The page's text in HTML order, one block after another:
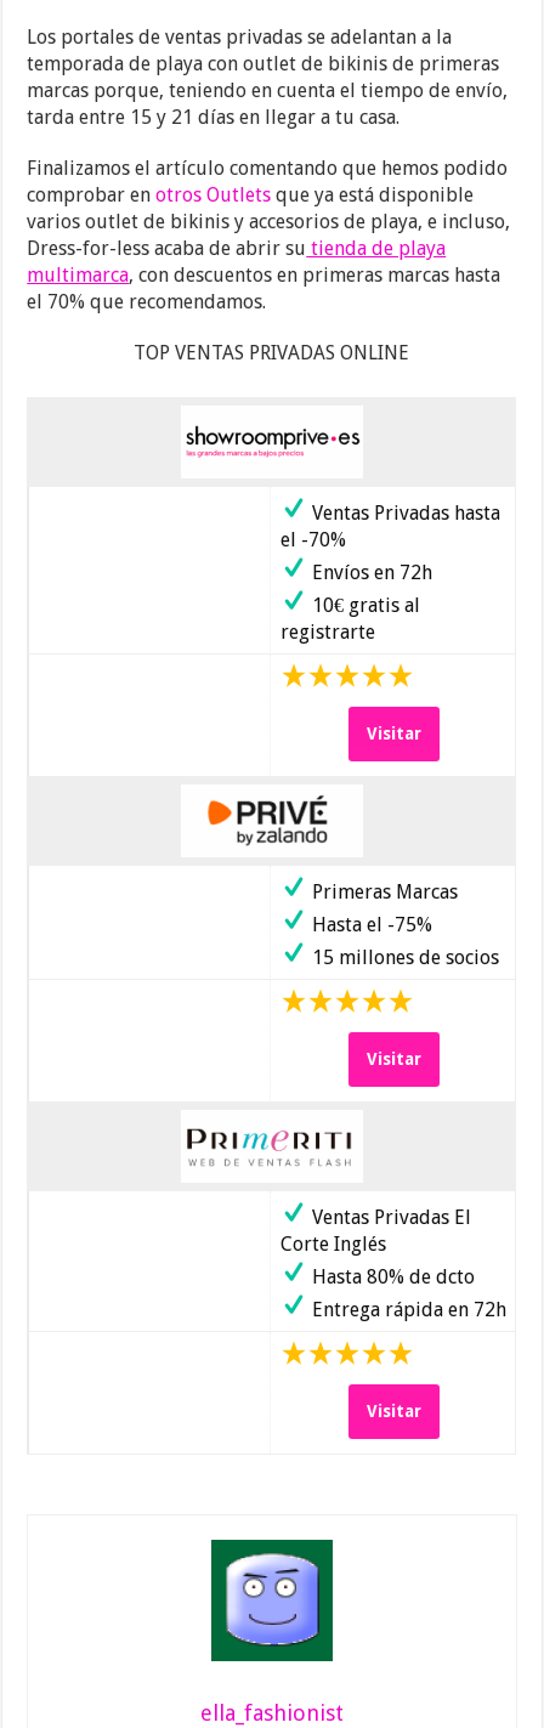
Los portales de ventas privadas se adelantan a la
temporada de playa con outlet de bikinis de primeras
marcas porque, teniendo en cuenta el tiempo de envío,
tarda entre 15 y 21 días en llegar a tu casa.
Finalizamos el artículo comentando que hemos podido
comprobar enotros Outlets que ya está disponible
varios outlet de bikinis y accesorios de playa, e incluso,
Dress-for-less acaba de abrir su tienda de playa
multimarca, con descuentos en primeras marcas hasta
el 70% que recomendamos.
TOP VENTAS PRIVADAS ONLINE
Ventas Privadas hasta
el -70%
Envíos en 72h
10€ gratis al
registrarte
Visitar
Primeras Marcas
Hasta el -75%
15 millones de socios
Visitar
Ventas Privadas El
Corte Inglés
Hasta 80% de dcto
Entrega rápida en 72h
Visitar
ella_fashionist